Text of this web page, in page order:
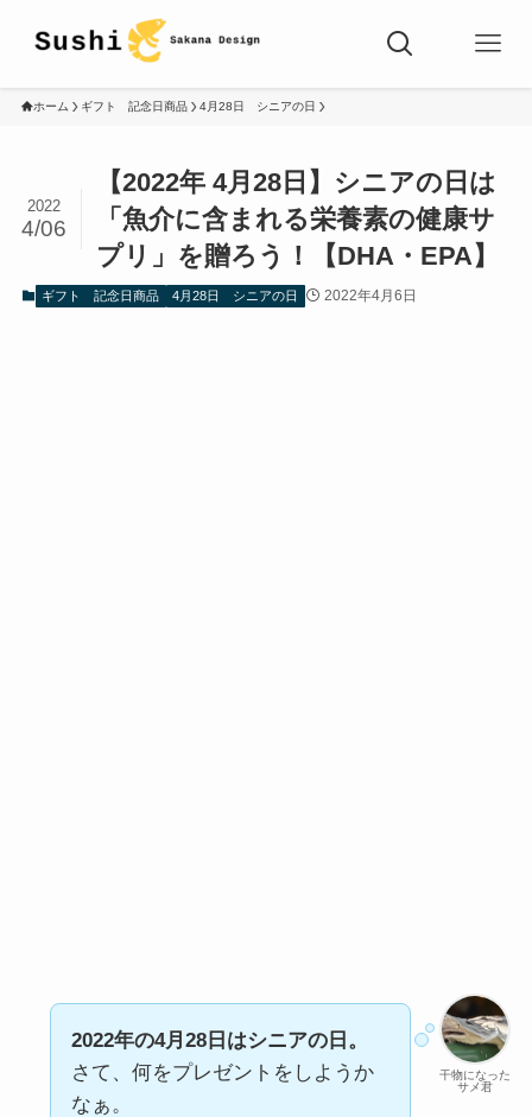
ホーム ギフト 記念日商品 4月28日 シニアの日
【2022年 4月28日】シニアの日は
「魚介に含まれる栄養素の健康サ
プリ」を贈ろう！【DHA・EPA】
2022
4/06
ギフト 記念日商品 4月28日 シニアの日 2022年4月6日
干物になった
サメ君
2022年の4月28日はシニアの日。
さて、何をプレゼントをしようか
なぁ。